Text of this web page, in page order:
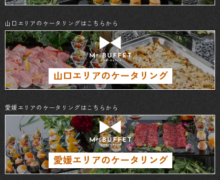
山口エリアのケータリングはこちらから
愛媛エリアのケータリングはこちらから